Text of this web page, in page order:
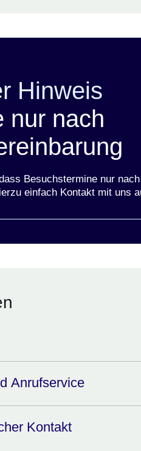
Hinweis
nur nach
Besuchstermine nur
einfach Kontakt mit uns
Anrufservice
Kontakt